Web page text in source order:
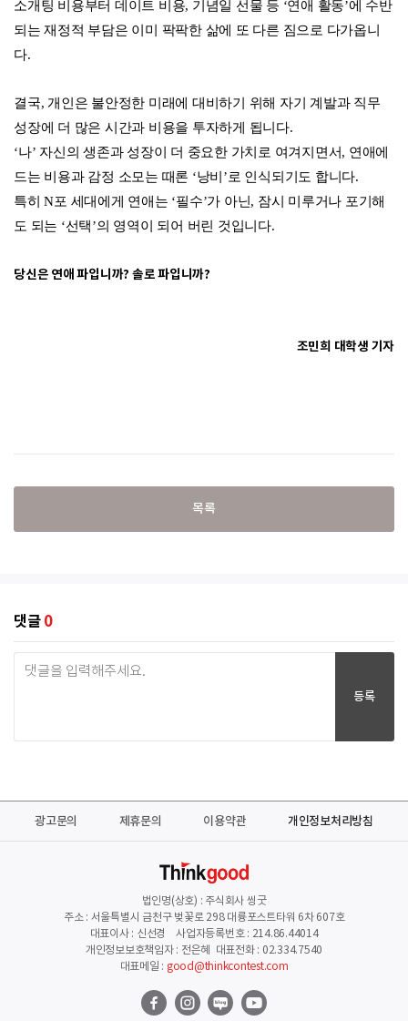
소개팅 비용부터 데이트 비용, 기념일 선물 등 ‘연애 활동’에 수반
되는 재정적 부담은 이미 팍팍한 삶에 또 다른 짐으로 다가옵니
다.
결국, 개인은 불안정한 미래에 대비하기 위해 자기 계발과 직무
성장에 더 많은 시간과 비용을 투자하게 됩니다.
‘나’ 자신의 생존과 성장이 더 중요한 가치로 여겨지면서, 연애에
드는 비용과 감정 소모는 때론 ‘낭비’로 인식되기도 합니다.
특히 N포 세대에게 연애는 ‘필수’가 아닌, 잠시 미루거나 포기해
도 되는 ‘선택’의 영역이 되어 버린 것입니다.
당신은 연애 파입니까? 솔로 파입니까?
조민희 대학생 기자
목록
댓글 0
등록
광고문의 제휴문의 이용약관 개인정보처리방침
법인명(상호) : 주식회사 씽굿
주소 : 서울특별시 금천구 벚꽃로 298 대륭포스트타워 6차 607호
대표이사 : 신선경 사업자등록번호 : 214.86.44014
개인정보보호책임자 : 전은혜 대표전화 : 02.334.7540
대표메일 : good@thinkcontest.com